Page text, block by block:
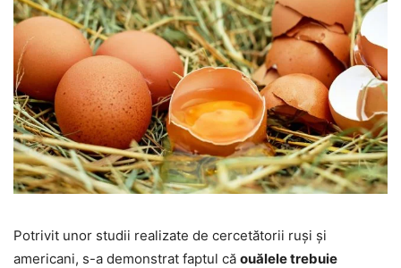
Potrivit unor studii realizate de cercetătorii ruși și
americani, s-a demonstrat faptul că ouălele trebuie